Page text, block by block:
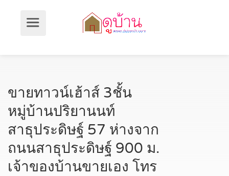
ขายทาวน์เฮ้าส์ 3ชั้น
หมู่บ้านปริยานนท์
สาธุประดิษฐ์ 57 ห่างจาก
ถนนสาธุประดิษฐ์ 900 ม.
เจ้าของบ้านขายเอง โทร